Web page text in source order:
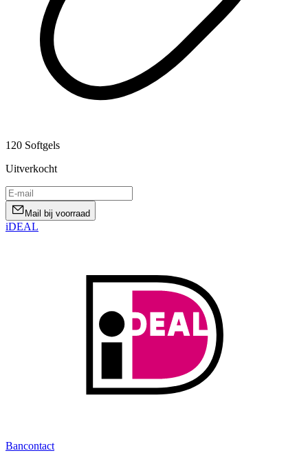
120 Softgels
Uitverkocht
Mail bij voorraad
iDEAL
Bancontact